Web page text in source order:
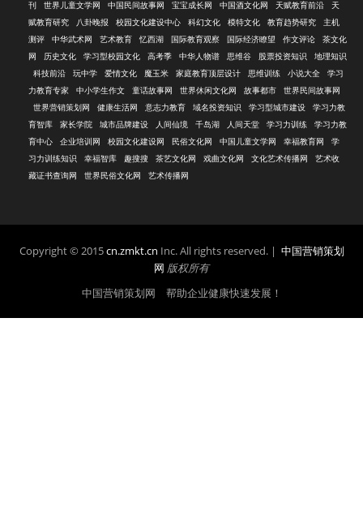
刊
世界儿童文学网 中国民间故事网 宝宝成长网 中国酒文化网 天赋教育前沿
天
赋教育研究
八卦晚报 校园文化建设中心 科幻文化 模特文化 教育趋势研究
主机
测评
中华武术网 艺术教育 忆西湖 国际教育观察 国际经济瞭望 作文评论
茶文化
网
历史文化 学习型校园文化 高考季 中华人物谱 思维谷 股票投资知识
地理知识
科技前沿
玩中学 爱情文化 魔玉米 家庭教育顶层设计 思维训练 小说大全
学习
力教育专家
中小学生作文 童话故事网 世界休闲文化网 故事都市
世界民间故事网
世界营销策划网
健康生活网 意志力教育 域名投资知识 学习型城市建设
学习力教
育智库
家长学院 城市品牌建设 人间仙境 千岛湖 人间天堂 学习力训练
学习力教
育中心
企业培训网 校园文化建设网 民俗文化网 中国儿童文学网 幸福教育网
学
习力训练知识
幸福智库 趣搜搜 茶艺文化网 戏曲文化网 文化艺术传播网
艺术收
藏证书查询网
世界民俗文化网 艺术传播网
Copyright © 2015cn.zmkt.cn Inc. All rights reserved. | 中国营销策划
网 版权所有
中国营销策划网 帮助企业健康快速发展！